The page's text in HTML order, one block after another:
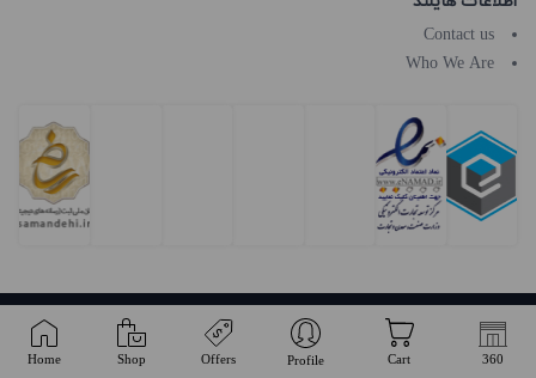
Contact us
Who We Are
Copyright © 2026 Hiland Beauty All rights reserved.
Home Shop Offers Profile Cart 360